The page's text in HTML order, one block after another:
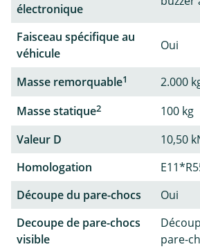
électronique
Faisceau spécifique au
véhicule
Oui
Masse remorquable1
2.000
Masse statique2
100 kg
Valeur D
10,50
Homologation
Découpe du pare-chocs
Oui
Decoupe de pare-chocs
visible
pare-